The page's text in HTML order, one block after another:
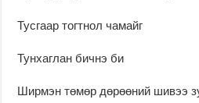
Тусгаар тогтнол чамайг
Тунхаглан бичнэ би
Ширмэн төмөр дөрөөний шивээ